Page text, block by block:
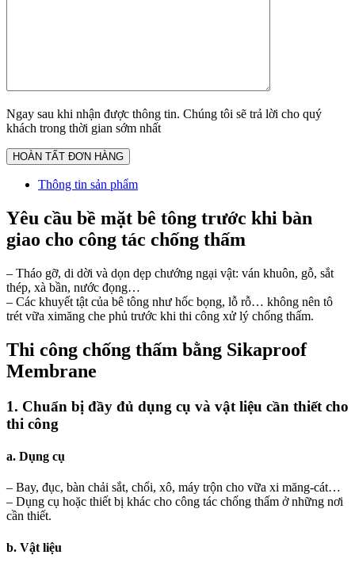
Ngay sau khi nhận được thông tin. Chúng tôi sẽ trả lời cho quý
khách trong thời gian sớm nhất
Thông tin sản phẩm
Yêu cầu bề mặt bê tông trước khi bàn
giao cho công tác chống thấm
– Tháo gỡ, di dời và dọn dẹp chướng ngại vật: ván khuôn, gỗ, sắt
thép, xà bần, nước đọng…
– Các khuyết tật của bê tông như hốc bọng, lỗ rỗ… không nên tô
trét vữa ximăng che phủ trước khi thi công xử lý chống thấm.
Thi công chống thấm bằng Sikaproof
Membrane
1. Chuẩn bị đầy đủ dụng cụ và vật liệu cần thiết cho
thi công
a. Dụng cụ
– Bay, đục, bàn chải sắt, chổi, xô, máy trộn cho vữa xi măng-cát…
– Dụng cụ hoặc thiết bị khác cho công tác chống thấm ở những nơi
cần thiết.
b. Vật liệu